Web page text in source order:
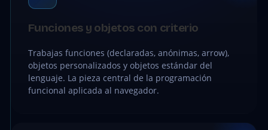
Funciones y objetos con criterio
Trabajas funciones (declaradas, anónimas, arrow),
objetos personalizados y objetos estándar del
lenguaje. La pieza central de la programación
funcional aplicada al navegador.